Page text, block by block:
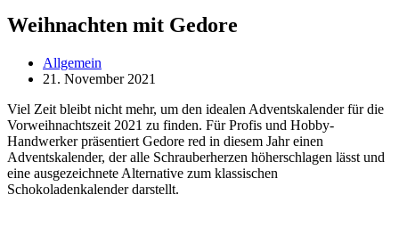
Weihnachten mit Gedore
Allgemein
21. November 2021
Viel Zeit bleibt nicht mehr, um den idealen Adventskalender für die
Vorweihnachtszeit 2021 zu finden. Für Profis und Hobby-
Handwerker präsentiert Gedore red in diesem Jahr einen
Adventskalender, der alle Schrauberherzen höherschlagen lässt und
eine ausgezeichnete Alternative zum klassischen
Schokoladenkalender darstellt.